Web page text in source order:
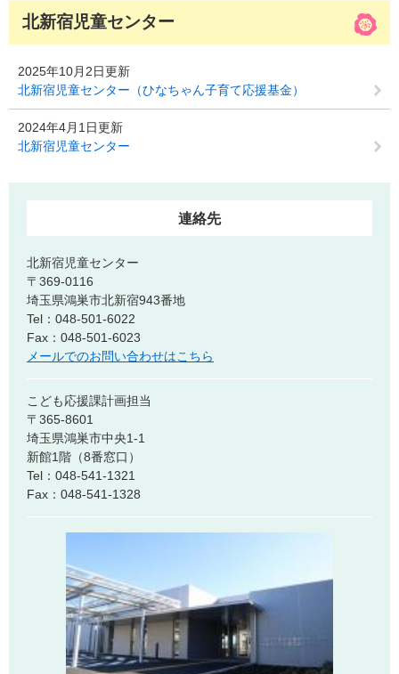
北新宿児童センター
2025年10月2日更新
北新宿児童センター（ひなちゃん子育て応援基金）
2024年4月1日更新
北新宿児童センター
連絡先
北新宿児童センター
〒369-0116
埼玉県鴻巣市北新宿943番地
Tel：048-501-6022
Fax：048-501-6023
メールでのお問い合わせはこちら
こども応援課計画担当
〒365-8601
埼玉県鴻巣市中央1-1
新館1階（8番窓口）
Tel：048-541‐1321
Fax：048-541-1328